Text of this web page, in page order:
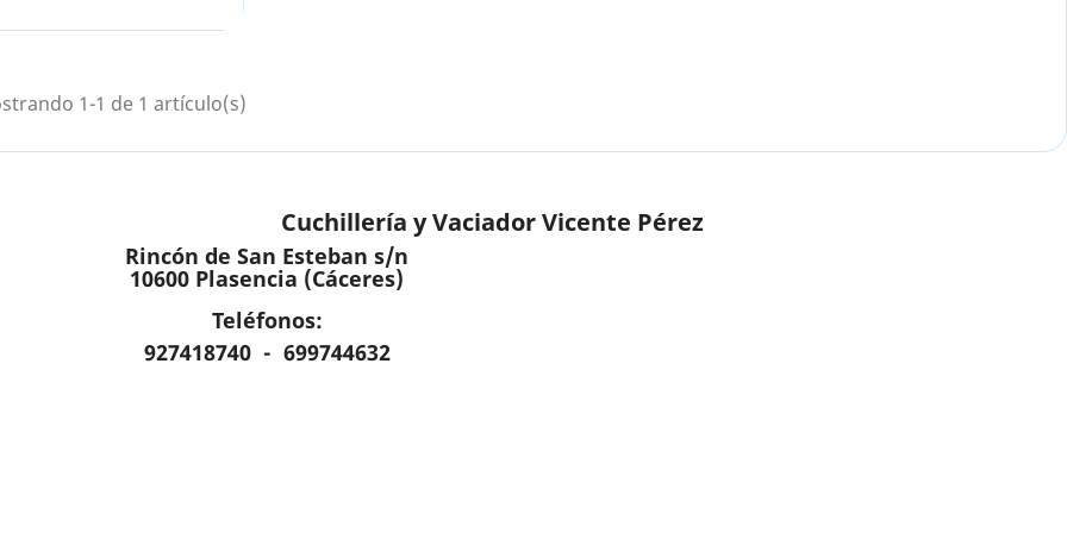
1-1 de 1 artículo(s)
Cuchillería y Vaciador Vicente Pérez
Rincón de San Esteban s/n
10600 Plasencia (Cáceres)
Teléfonos:
927418740 - 699744632